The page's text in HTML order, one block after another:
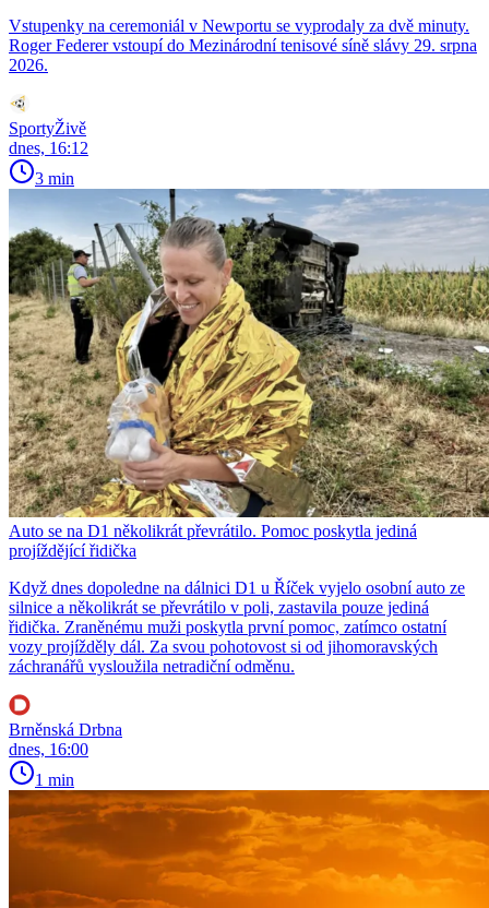
Vstupenky na ceremoniál v Newportu se vyprodaly za dvě minuty.
Roger Federer vstoupí do Mezinárodní tenisové síně slávy 29. srpna
2026.
SportyŽivě
dnes, 16:12
3 min
Auto se na D1 několikrát převrátilo. Pomoc poskytla jediná
projíždějící řidička
Když dnes dopoledne na dálnici D1 u Říček vyjelo osobní auto ze
silnice a několikrát se převrátilo v poli, zastavila pouze jediná
řidička. Zraněnému muži poskytla první pomoc, zatímco ostatní
vozy projížděly dál. Za svou pohotovost si od jihomoravských
záchranářů vysloužila netradiční odměnu.
Brněnská Drbna
dnes, 16:00
1 min